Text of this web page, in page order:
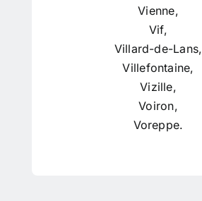
Vienne,
Vif,
Villard-de-Lans,
Villefontaine,
Vizille,
Voiron,
Voreppe.